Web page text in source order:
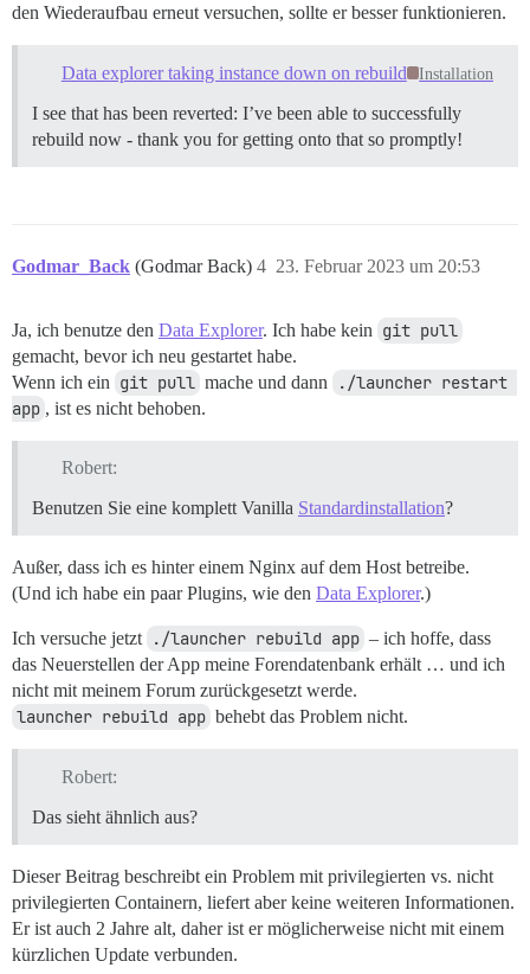
den Wiederaufbau erneut versuchen, sollte er besser funktionieren.
Data explorer taking instance down on rebuild Installation
I see that has been reverted: I’ve been able to successfully
rebuild now - thank you for getting onto that so promptly!
Godmar_Back (Godmar Back) 23. Februar 2023 um 20:53
4
Ja, ich benutze den Data Explorer. Ich habe kein git pull
gemacht, bevor ich neu gestartet habe.
Wenn ich ein git pull mache und dann
./launcher restart
app , ist es nicht behoben.
Robert:
Benutzen Sie eine komplett Vanilla Standardinstallation?
Außer, dass ich es hinter einem Nginx auf dem Host betreibe.
(Und ich habe ein paar Plugins, wie den Data Explorer.)
Ich versuche jetzt ./launcher rebuild app – ich hoffe, dass
das Neuerstellen der App meine Forendatenbank erhält … und ich
nicht mit meinem Forum zurückgesetzt werde.
launcher rebuild app behebt das Problem nicht.
Robert:
Das sieht ähnlich aus?
Dieser Beitrag beschreibt ein Problem mit privilegierten vs. nicht
privilegierten Containern, liefert aber keine weiteren Informationen.
Er ist auch 2 Jahre alt, daher ist er möglicherweise nicht mit einem
kürzlichen Update verbunden.